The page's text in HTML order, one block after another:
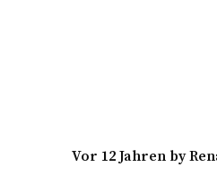
vor 12 Jahren by